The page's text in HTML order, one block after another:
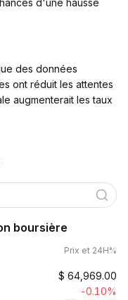
d'une hausse
des données
ont réduit les attentes
augmenterait les taux
boursière
Prix et 24H%
$ 64,969.00
-0.10%